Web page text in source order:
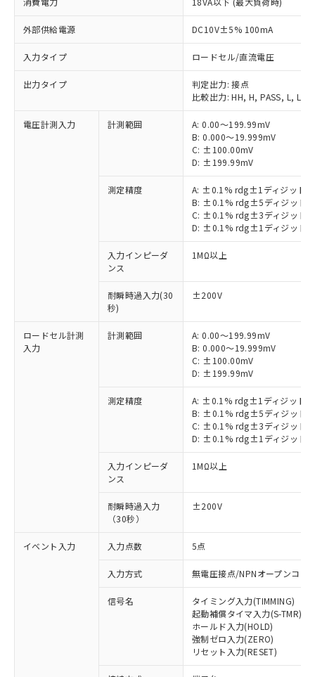
外部供給電源 DC10V±5% 100mA
入力タイプ ロードセル/直流電圧
出力タイプ
判定出力: 接点
比較出力: HH, H, PASS, L, LL
電圧計測入力 計測範囲
A: 0.00～199.99mV
B: 0.000～19.999mV
C: ±100.00mV
D: ±199.99mV
測定精度
A: ±0.1% rdg±1ディジット
B: ±0.1% rdg±5ディジット
C: ±0.1% rdg±3ディジット
D: ±0.1% rdg±1ディジット
入力インピーダ
ンス
1MΩ以上
耐瞬時過入力(30
秒)
±200V
ロードセル計測
入力
計測範囲
A: 0.00～199.99mV
B: 0.000～19.999mV
C: ±100.00mV
D: ±199.99mV
測定精度
A: ±0.1% rdg±1ディジット
B: ±0.1% rdg±5ディジット
C: ±0.1% rdg±3ディジット
D: ±0.1% rdg±1ディジット
入力インピーダ
ンス
1MΩ以上
耐瞬時過入力
（30秒）
±200V
イベント入力 入力点数 5点
入力方式 無電圧接点/NPNオープンコレ
信号名
タイミング入力(TIMMING)
起動補償タイマ入力(S-TMR)
ホールド入力(HOLD)
強制ゼロ入力(ZERO)
リセット入力(RESET)
対応済み：EU RoHS指令（10物質）の
非含有に対応した製品が提供可能な商品で
対応予定：EU RoHS指令（10物質）の非含
有に対応した製品に切り替える予定のある